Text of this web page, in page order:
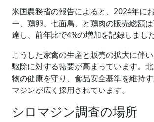
米国農務省の報告によると、2024年に
ー、鶏卵、七面鳥、と鶏肉の販売総額
達し、前年比で4%の増加を記録しました
こうした家禽の生産と販売の拡大に伴
駆除に対する需要が高まっています。
物の健康を守り、食品安全基準を維持
マジンが広く採用されています。
シロマジン調査の場所